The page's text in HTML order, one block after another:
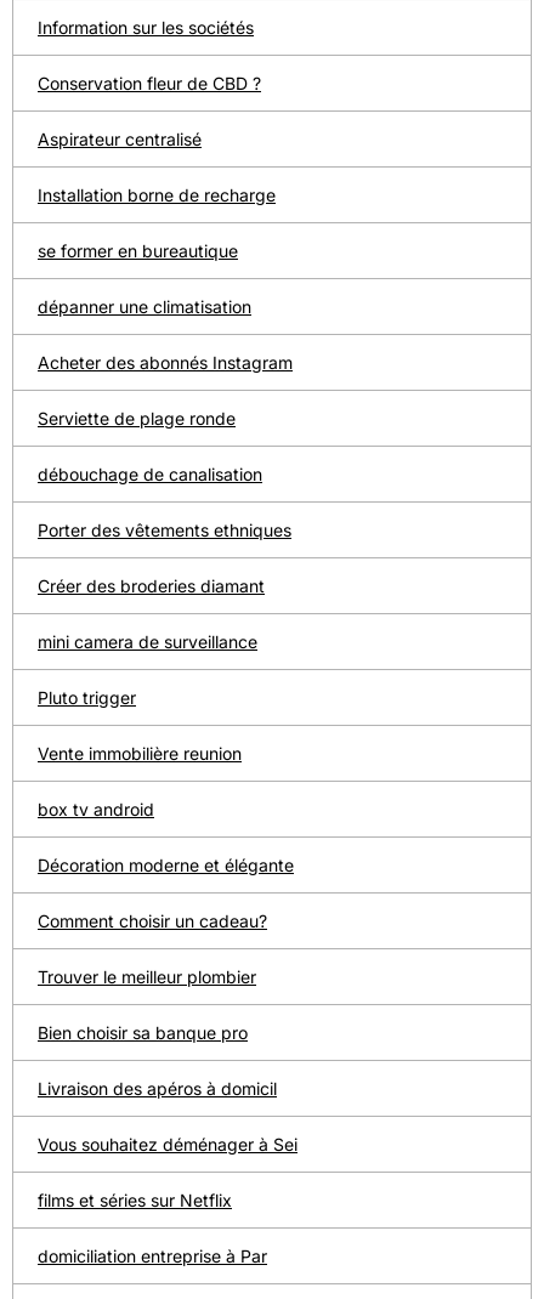
Information sur les sociétés
Conservation fleur de CBD ?
Aspirateur centralisé
Installation borne de recharge
se former en bureautique
dépanner une climatisation
Acheter des abonnés Instagram
Serviette de plage ronde
débouchage de canalisation
Porter des vêtements ethniques
Créer des broderies diamant
mini camera de surveillance
Pluto trigger
Vente immobilière reunion
box tv android
Décoration moderne et élégante
Comment choisir un cadeau?
Trouver le meilleur plombier
Bien choisir sa banque pro
Livraison des apéros à domicil
Vous souhaitez déménager à Sei
films et séries sur Netflix
domiciliation entreprise à Par